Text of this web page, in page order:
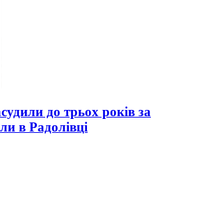
до трьох років за
в Радолівці